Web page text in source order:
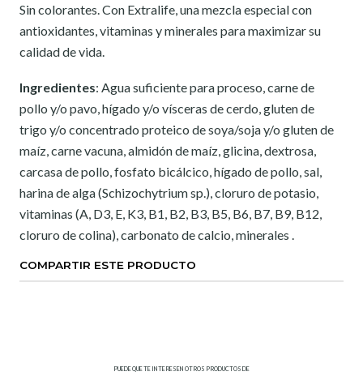
Sin colorantes. Con Extralife, una mezcla especial con
antioxidantes, vitaminas y minerales para maximizar su
calidad de vida.
Ingredientes: Agua suficiente para proceso, carne de
pollo y/o pavo, hígado y/o vísceras de cerdo, gluten de
trigo y/o concentrado proteico de soya/soja y/o gluten de
maíz, carne vacuna, almidón de maíz, glicina, dextrosa,
carcasa de pollo, fosfato bicálcico, hígado de pollo, sal,
harina de alga (Schizochytrium sp.), cloruro de potasio,
vitaminas (A, D3, E, K3, B1, B2, B3, B5, B6, B7, B9, B12,
cloruro de colina), carbonato de calcio, minerales .
COMPARTIR ESTE PRODUCTO
PUEDE QUE TE INTERESEN OTROS PRODUCTOS DE